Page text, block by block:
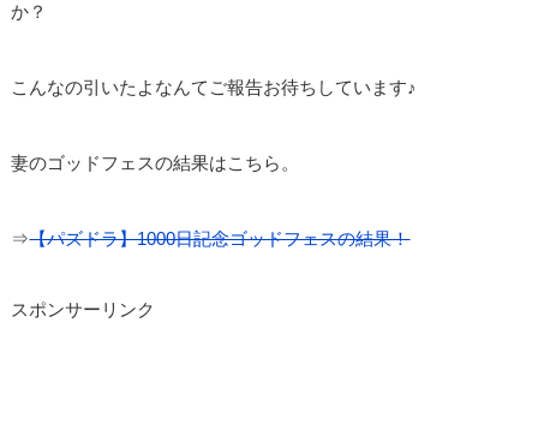
か？
こんなの引いたよなんてご報告お待ちしています♪
妻のゴッドフェスの結果はこちら。
⇒【パズドラ】1000日記念ゴッドフェスの結果！
スポンサーリンク